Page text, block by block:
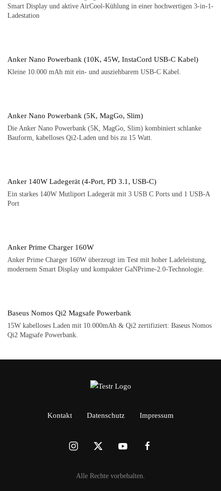
Smart Display und aktive AirCool-Kühlung in einer hochwertigen 3-in-1-
Ladestation
Anker Nano Powerbank (10K, 45W, InstaCord USB-C Kabel)
Kleine 10.000 mAh mit ein- und ausziehbarem USB-C Kabel.
Anker Nano Powerbank (5K, MagGo, Slim)
Die Anker Nano Powerbank (5K, MagGo, Slim) kombiniert schlanke
Bauform, kabelloses Qi2-Laden und bis zu 15 Watt.
Anker 140W Ladegerät (4-Port, PD 3.1, USB-C)
Ein starkes 140W Mutliport Ladegerät mit 3 USB C Ports und 1 USB-A
Port
Anker Prime Charger 160W
Anker Prime Charger 160W überzeugt im Test mit hoher Ladeleistung,
modernem Smart Display und kompakter GaNPrime-2.0-Technologie.
Baseus Nomos Qi2 Magsafe Powerbank
15W kabelloses Laden mit 10.000mAh & Qi2 zertifiziert: Baseus Nomos
Qi2 Magsafe Powerbank.
Kontakt Datenschutz Impressum
Alle Rechte vorbehalten.